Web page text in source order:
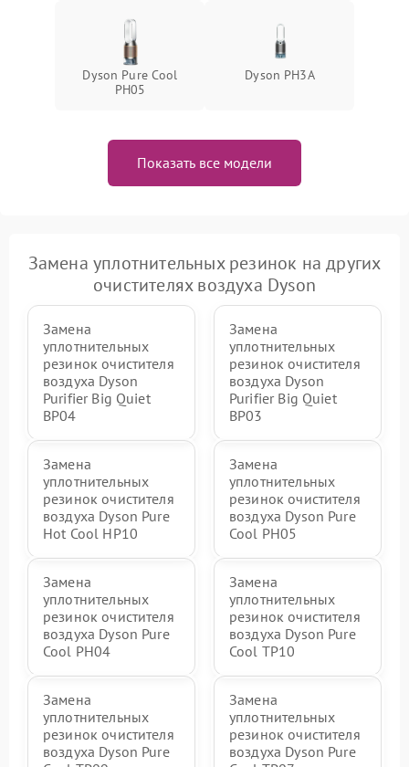
Dyson Pure Cool
PH05
Dyson PH3A
Показать все модели
Замена уплотнительных резинок на других
очистителях воздуха Dyson
Замена
уплотнительных
резинок очистителя
воздуха Dyson
Purifier Big Quiet
BP04
Замена
уплотнительных
резинок очистителя
воздуха Dyson
Purifier Big Quiet
BP03
Замена
уплотнительных
резинок очистителя
воздуха Dyson Pure
Hot Cool HP10
Замена
уплотнительных
резинок очистителя
воздуха Dyson Pure
Cool PH05
Замена
уплотнительных
резинок очистителя
воздуха Dyson Pure
Cool PH04
Замена
уплотнительных
резинок очистителя
воздуха Dyson Pure
Cool TP10
Замена
уплотнительных
резинок очистителя
воздуха Dyson Pure
Замена
уплотнительных
резинок очистителя
воздуха Dyson Pure